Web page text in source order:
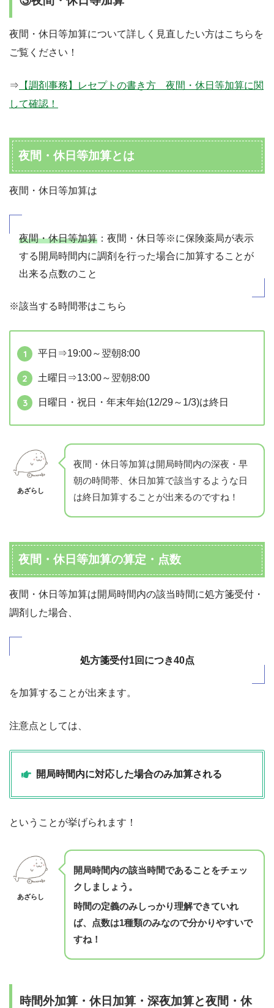
夜間・休日等加算について詳しく見直したい方はこちらを
ご覧ください！
⇒ 【調剤事務】レセプトの書き方 夜間・休日等加算に関
して確認！
夜間・休日等加算とは
夜間・休日等加算は
夜間・休日等加算 ：夜間・休日等※に保険薬局が表示
する開局時間内に調剤を行った場合に加算することが
出来る点数のこと
※該当する時間帯はこちら
平日⇒19:00～翌朝8:00
土曜日⇒13:00～翌朝8:00
日曜日・祝日・年末年始(12/29～1/3)は終日
あざらし
夜間・休日等加算は開局時間内の深夜・早
朝の時間帯、休日加算で該当するような日
は終日加算することが出来るのですね！
夜間・休日等加算の算定・点数
夜間・休日等加算は開局時間内の該当時間に処方箋受付・
調剤した場合、
処方箋受付1回につき40点
を加算することが出来ます。
注意点としては、
開局時間内に対応した場合のみ加算される
ということが挙げられます！
あざらし
開局時間内の該当時間であることをチェッ
クしましょう。
時間の定義のみしっかり理解できていれ
ば、点数は1種類のみなので分かりやすいで
すね！
時間外加算・休日加算・深夜加算と夜間・休